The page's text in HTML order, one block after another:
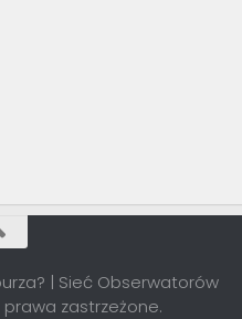
| Sieć Obserwatorów
prawa zastrzeżone.